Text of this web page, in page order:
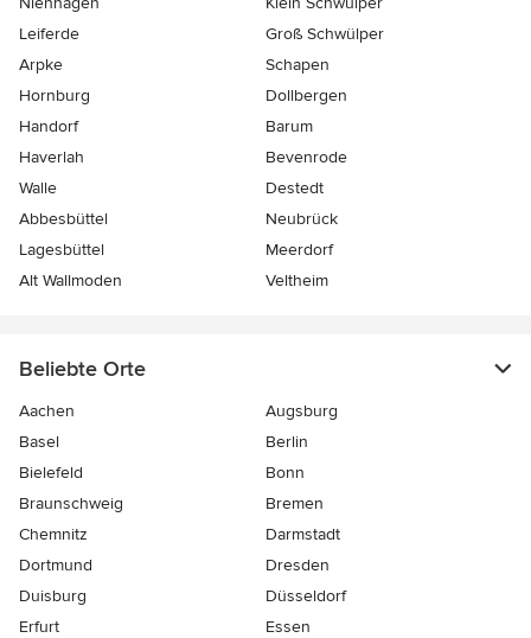
Leiferde
Groß Schwülper
Arpke
Schapen
Hornburg
Dollbergen
Handorf
Barum
Haverlah
Bevenrode
Walle
Destedt
Abbesbüttel
Neubrück
Lagesbüttel
Meerdorf
Alt Wallmoden
Veltheim
Beliebte Orte
Aachen
Augsburg
Basel
Berlin
Bielefeld
Bonn
Braunschweig
Bremen
Chemnitz
Darmstadt
Dortmund
Dresden
Duisburg
Düsseldorf
Erfurt
Essen